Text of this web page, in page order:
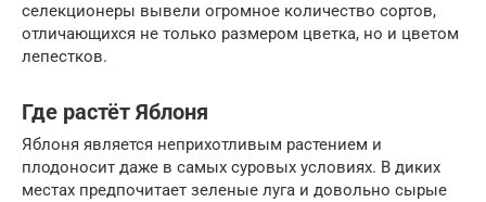
селекционеры вывели огромное количество сортов,
отличающихся не только размером цветка, но и цветом
лепестков.
Где растёт Яблоня
Яблоня является неприхотливым растением и
плодоносит даже в самых суровых условиях. В диких
местах предпочитает зеленые луга и довольно сырые